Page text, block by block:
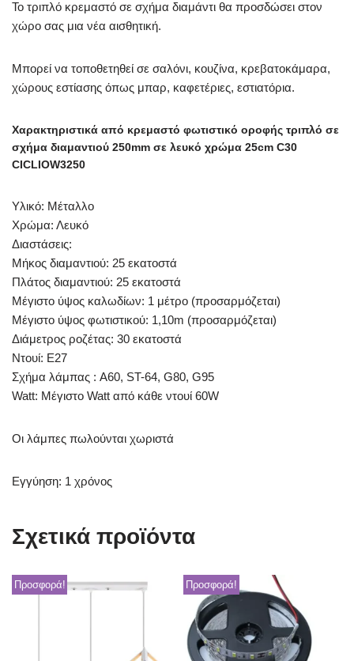
Το τριπλό κρεμαστό σε σχήμα διαμάντι θα προσδώσει στον
χώρο σας μια νέα αισθητική.
Μπορεί να τοποθετηθεί σε σαλόνι, κουζίνα, κρεβατοκάμαρα,
χώρους εστίασης όπως μπαρ, καφετέριες, εστιατόρια.
Χαρακτηριστικά από κρεμαστό φωτιστικό οροφής τριπλό σε
σχήμα διαμαντιού 250mm σε λευκό χρώμα 25cm C30
CICLIOW3250
Υλικό: Μέταλλο
Χρώμα: Λευκό
Διαστάσεις:
Μήκος διαμαντιού: 25 εκατοστά
Πλάτος διαμαντιού: 25 εκατοστά
Μέγιστο ύψος καλωδίων: 1 μέτρο (προσαρμόζεται)
Μέγιστο ύψος φωτιστικού: 1,10m (προσαρμόζεται)
Διάμετρος ροζέτας: 30 εκατοστά
Ντουί: Ε27
Σχήμα λάμπας : A60, ST-64, G80, G95
Watt: Μέγιστο Watt από κάθε ντουί 60W
Οι λάμπες πωλούνται χωριστά
Εγγύηση: 1 χρόνος
Σχετικά προϊόντα
Προσφορά! Προσφορά!